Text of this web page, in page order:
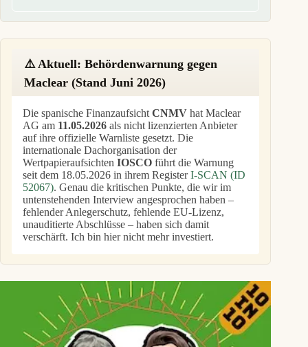
⚠️ Aktuell: Behördenwarnung gegen
Maclear (Stand Juni 2026)
Die spanische Finanzaufsicht CNMV hat Maclear
AG am 11.05.2026 als nicht lizenzierten Anbieter
auf ihre offizielle Warnliste gesetzt. Die
internationale Dachorganisation der
Wertpapieraufsichten IOSCO führt die Warnung
seit dem 18.05.2026 in ihrem RegisterI-SCAN (ID
52067). Genau die kritischen Punkte, die wir im
untenstehenden Interview angesprochen haben –
fehlender Anlegerschutz, fehlende EU-Lizenz,
unauditierte Abschlüsse – haben sich damit
verschärft. Ich bin hier nicht mehr investiert.